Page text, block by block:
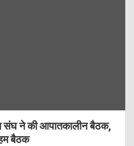
संघ ने की आपातकालीन बैठक,
बैठक